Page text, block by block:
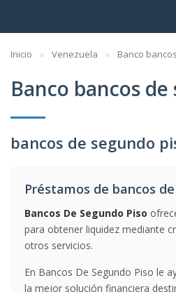
Inicio Venezuela Banco
Banco bancos
bancos de segundo
Préstamos de bancos
Bancos De Segundo Piso
para obtener liquidez mediante
otros servicios.
En Bancos De Segundo Piso le
la mejor solución financiera